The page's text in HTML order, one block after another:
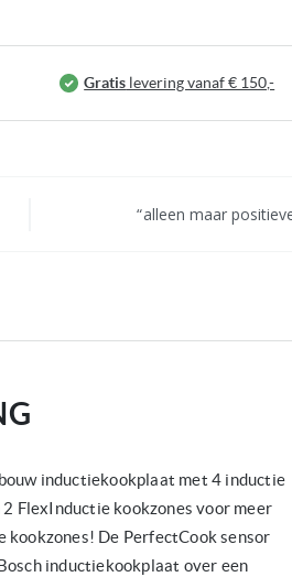
Gratis levering vanaf € 150,-
alleen maar
inductiekookplaat met 4 inductie
FlexInductie kookzones voor meer
De PerfectCook sensor
inductiekookplaat over een